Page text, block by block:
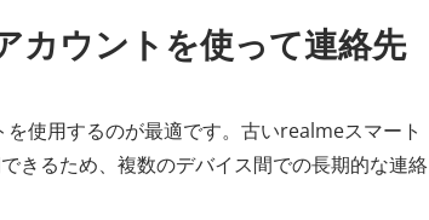
カウントを使って連絡先
使用するのが最適です。古いrealmeスマート
きるため、複数のデバイス間での長期的な連絡